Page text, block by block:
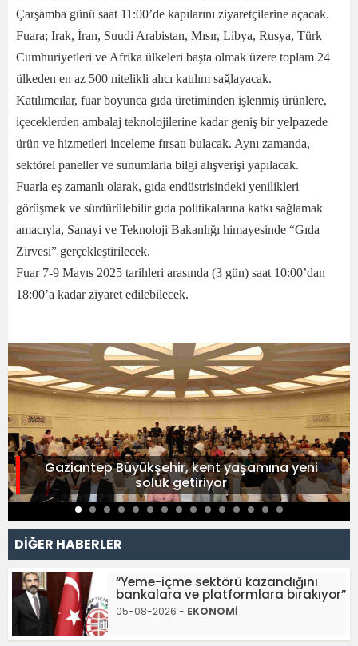
Çarşamba günü saat 11:00’de kapılarını ziyaretçilerine açacak.
Fuara; Irak, İran, Suudi Arabistan, Mısır, Libya, Rusya, Türk
Cumhuriyetleri ve Afrika ülkeleri başta olmak üzere toplam 24
ülkeden en az 500 nitelikli alıcı katılım sağlayacak.
Katılımcılar, fuar boyunca gıda üretiminden işlenmiş ürünlere,
içeceklerden ambalaj teknolojilerine kadar geniş bir yelpazede
ürün ve hizmetleri inceleme fırsatı bulacak. Aynı zamanda,
sektörel paneller ve sunumlarla bilgi alışverişi yapılacak.
Fuarla eş zamanlı olarak, gıda endüstrisindeki yenilikleri
görüşmek ve sürdürülebilir gıda politikalarına katkı sağlamak
amacıyla, Sanayi ve Teknoloji Bakanlığı himayesinde “Gıda
Zirvesi” gerçekleştirilecek.
Fuar 7-9 Mayıs 2025 tarihleri arasında (3 gün) saat 10:00’dan
18:00’a kadar ziyaret edilebilecek.
Gaziantep Büyükşehir, kent yaşamına yeni
soluk getiriyor
DİĞER HABERLER
“Yeme-içme sektörü kazandığını
bankalara ve platformlara bırakıyor”
05-08-2026 - EKONOMİ